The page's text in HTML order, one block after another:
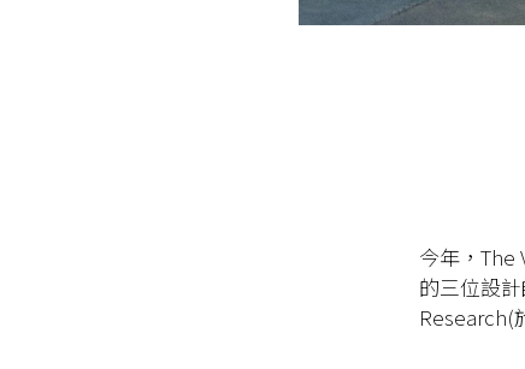
今年，The
的三位設
Research(